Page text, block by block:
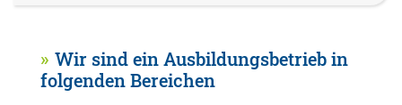
Wir sind ein Ausbildungsbetrieb in
folgenden Bereichen